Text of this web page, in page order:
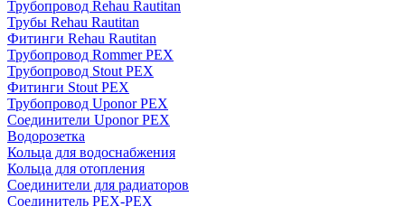
Трубопровод Rehau Rautitan
Трубы Rehau Rautitan
Фитинги Rehau Rautitan
Трубопровод Rommer PEX
Трубопровод Stout PEX
Фитинги Stout PEX
Трубопровод Uponor PEX
Соединители Uponor PEX
Водорозетка
Кольца для водоснабжения
Кольца для отопления
Соединители для радиаторов
Соединитель PEX-PEX